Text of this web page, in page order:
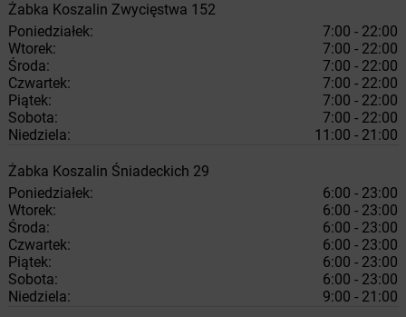
Żabka Koszalin Zwycięstwa 152
Poniedziałek:
7:00 - 22:00
Wtorek:
7:00 - 22:00
Środa:
7:00 - 22:00
Czwartek:
7:00 - 22:00
Piątek:
7:00 - 22:00
Sobota:
7:00 - 22:00
Niedziela:
11:00 - 21:00
Żabka Koszalin Śniadeckich 29
Poniedziałek:
6:00 - 23:00
Wtorek:
6:00 - 23:00
Środa:
6:00 - 23:00
Czwartek:
6:00 - 23:00
Piątek:
6:00 - 23:00
Sobota:
6:00 - 23:00
Niedziela:
9:00 - 21:00